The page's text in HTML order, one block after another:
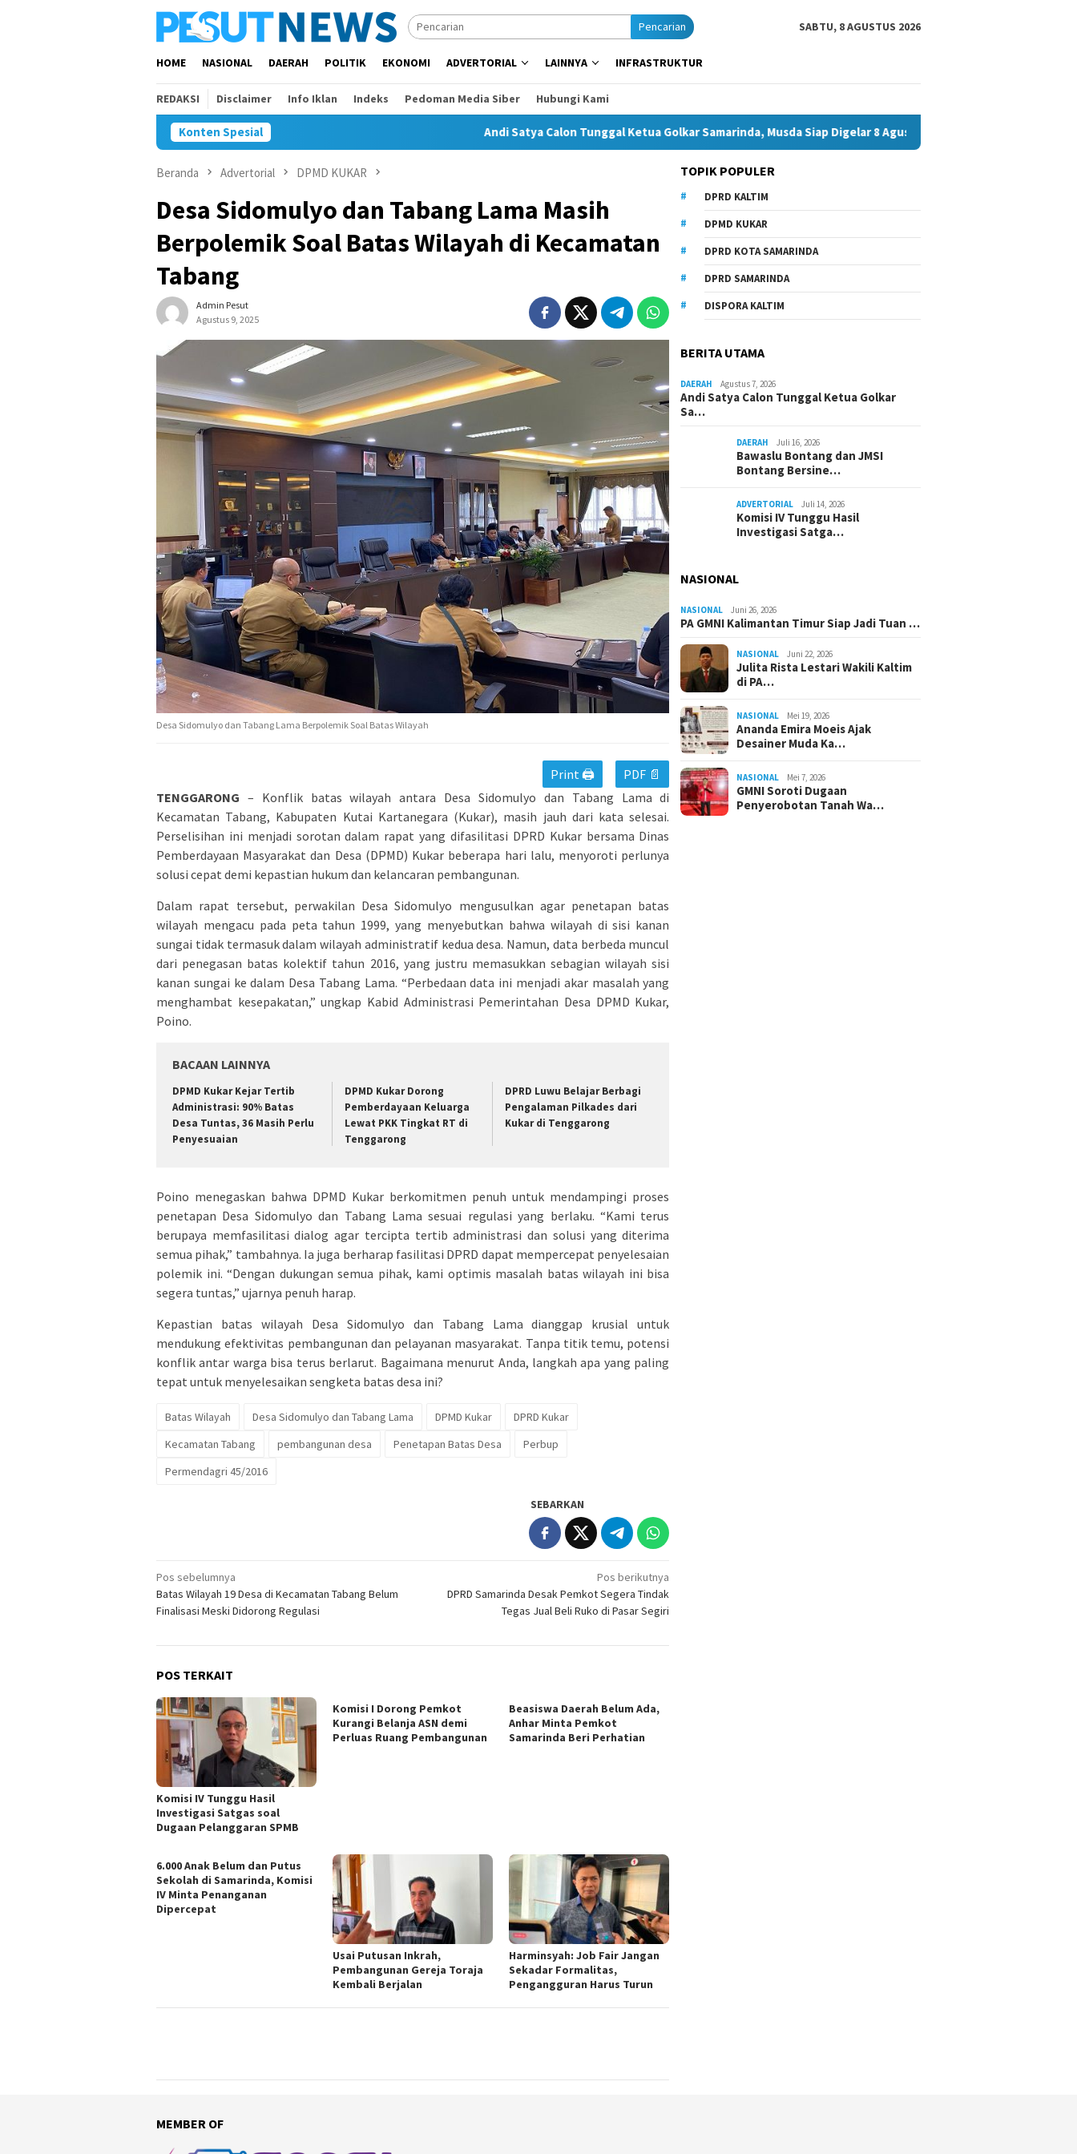
Pencarian SABTU, 8 AGUSTUS 2026
HOME NASIONAL DAERAH POLITIK EKONOMI ADVERTORIAL LAINNYA INFRASTRUKTUR
REDAKSI Disclaimer Info Iklan Indeks Pedoman Media Siber Hubungi Kami
Konten Spesial Andi Satya Calon Tunggal Ketua Golkar Samarinda, Musda Siap Digelar 8 Agustus 2026
Beranda Advertorial DPMD KUKAR
Desa Sidomulyo dan Tabang Lama Masih
Berpolemik Soal Batas Wilayah di Kecamatan
Tabang
Admin Pesut
Agustus 9, 2025
Desa Sidomulyo dan Tabang Lama Berpolemik Soal Batas Wilayah
Print 🖨
PDF 📄
TENGGARONG – Konflik batas wilayah antara Desa Sidomulyo dan Tabang Lama di
Kecamatan Tabang, Kabupaten Kutai Kartanegara (Kukar), masih jauh dari kata selesai.
Perselisihan ini menjadi sorotan dalam rapat yang difasilitasi DPRD Kukar bersama Dinas
Pemberdayaan Masyarakat dan Desa (DPMD) Kukar beberapa hari lalu, menyoroti perlunya
solusi cepat demi kepastian hukum dan kelancaran pembangunan.
Dalam rapat tersebut, perwakilan Desa Sidomulyo mengusulkan agar penetapan batas
wilayah mengacu pada peta tahun 1999, yang menyebutkan bahwa wilayah di sisi kanan
sungai tidak termasuk dalam wilayah administratif kedua desa. Namun, data berbeda muncul
dari penegasan batas kolektif tahun 2016, yang justru memasukkan sebagian wilayah sisi
kanan sungai ke dalam Desa Tabang Lama. “Perbedaan data ini menjadi akar masalah yang
menghambat kesepakatan,” ungkap Kabid Administrasi Pemerintahan Desa DPMD Kukar,
Poino.
BACAAN LAINNYA
DPMD Kukar Kejar Tertib
Administrasi: 90% Batas
Desa Tuntas, 36 Masih Perlu
Penyesuaian
DPMD Kukar Dorong
Pemberdayaan Keluarga
Lewat PKK Tingkat RT di
Tenggarong
DPRD Luwu Belajar Berbagi
Pengalaman Pilkades dari
Kukar di Tenggarong
Poino menegaskan bahwa DPMD Kukar berkomitmen penuh untuk mendampingi proses
penetapan Desa Sidomulyo dan Tabang Lama sesuai regulasi yang berlaku. “Kami terus
berupaya memfasilitasi dialog agar tercipta tertib administrasi dan solusi yang diterima
semua pihak,” tambahnya. Ia juga berharap fasilitasi DPRD dapat mempercepat penyelesaian
polemik ini. “Dengan dukungan semua pihak, kami optimis masalah batas wilayah ini bisa
segera tuntas,” ujarnya penuh harap.
Kepastian batas wilayah Desa Sidomulyo dan Tabang Lama dianggap krusial untuk
mendukung efektivitas pembangunan dan pelayanan masyarakat. Tanpa titik temu, potensi
konflik antar warga bisa terus berlarut. Bagaimana menurut Anda, langkah apa yang paling
tepat untuk menyelesaikan sengketa batas desa ini?
Batas Wilayah Desa Sidomulyo dan Tabang Lama DPMD Kukar
DPRD Kukar
Kecamatan Tabang
pembangunan desa Penetapan Batas Desa
Perbup
Permendagri 45/2016
SEBARKAN
Navigasi
pos
Pos sebelumnya
Batas Wilayah 19 Desa di Kecamatan Tabang Belum
Finalisasi Meski Didorong Regulasi
Pos berikutnya
DPRD Samarinda Desak Pemkot Segera Tindak
Tegas Jual Beli Ruko di Pasar Segiri
POS TERKAIT
Komisi IV Tunggu Hasil
Investigasi Satgas soal
Dugaan Pelanggaran SPMB
Komisi I Dorong Pemkot
Kurangi Belanja ASN demi
Perluas Ruang Pembangunan
Beasiswa Daerah Belum Ada,
Anhar Minta Pemkot
Samarinda Beri Perhatian
6.000 Anak Belum dan Putus
Sekolah di Samarinda, Komisi
IV Minta Penanganan
Dipercepat
Usai Putusan Inkrah,
Pembangunan Gereja Toraja
Kembali Berjalan
Harminsyah: Job Fair Jangan
Sekadar Formalitas,
Pengangguran Harus Turun
TOPIK POPULER
DPRD KALTIM
DPMD KUKAR
DPRD KOTA SAMARINDA
DPRD SAMARINDA
DISPORA KALTIM
BERITA UTAMA
DAERAH Agustus 7, 2026
Andi Satya Calon Tunggal Ketua Golkar
Sa…
DAERAH Juli 16, 2026
Bawaslu Bontang dan JMSI
Bontang Bersine…
ADVERTORIAL Juli 14, 2026
Komisi IV Tunggu Hasil
Investigasi Satga…
NASIONAL
NASIONAL Juni 26, 2026
PA GMNI Kalimantan Timur Siap Jadi Tuan …
NASIONAL Juni 22, 2026
Julita Rista Lestari Wakili Kaltim
di PA…
NASIONAL Mei 19, 2026
Ananda Emira Moeis Ajak
Desainer Muda Ka…
NASIONAL Mei 7, 2026
GMNI Soroti Dugaan
Penyerobotan Tanah Wa…
MEMBER OF